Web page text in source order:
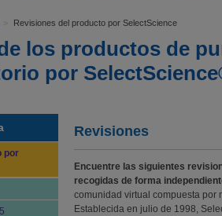
> Revisiones del producto por SelectScience
los productos de
por
por
Revisiones
Encuentre las siguientes
recogidas de forma
comunidad virtual compuesta por
Establecida en julio de 1998,